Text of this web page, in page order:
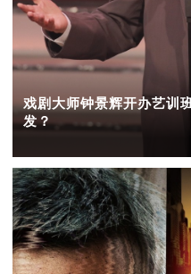
戏剧大师钟景辉开办艺训
发？